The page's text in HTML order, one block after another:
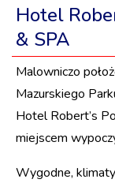
Hotel
& SPA
Malowniczo
Mazurskiego
Hotel Robert’s
miejscem
Wygodne,